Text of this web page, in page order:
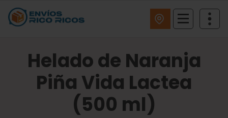
Helado de Naranja
Piña Vida Lactea
(500 ml)